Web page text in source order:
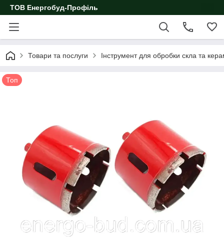
ТОВ Енергобуд-Профіль
Товари та послуги Інструмент для обробки скла та
Топ